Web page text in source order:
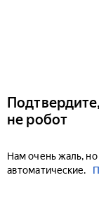
не робот
Нам очень жаль,
автоматические.